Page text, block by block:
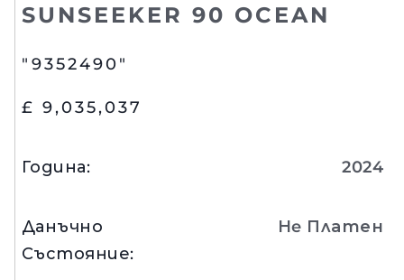
SUNSEEKER 90 OCEAN
"9352490"
£ 9,035,037
Година: 2024
Данъчно
Състояние:
Нe Платен